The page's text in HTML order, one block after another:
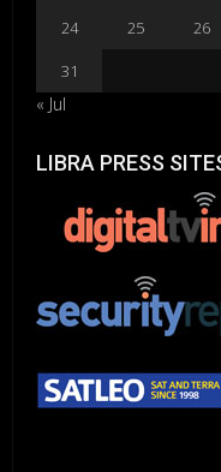
24
25 26
31
« Jul
LIBRA PRESS